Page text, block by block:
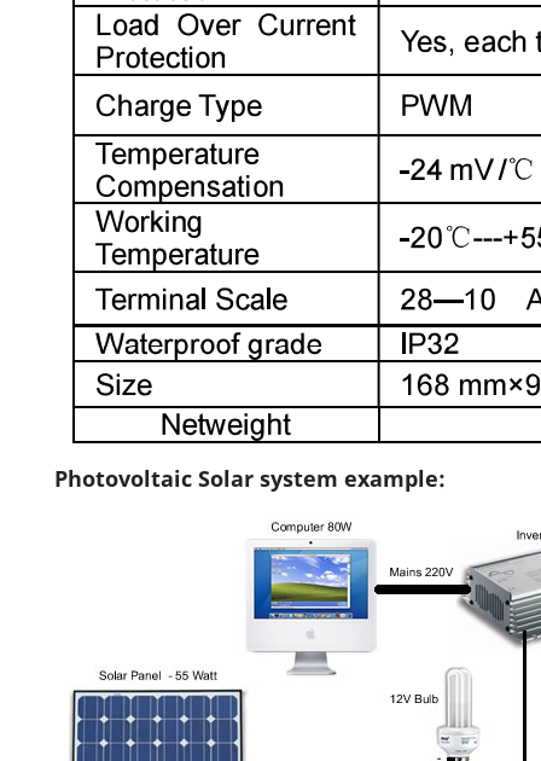
Photovoltaic Solar system example: